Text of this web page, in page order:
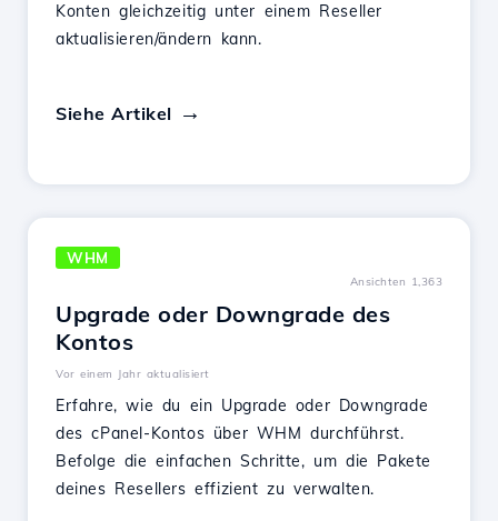
Konten gleichzeitig unter einem Reseller
aktualisieren/ändern kann.
Siehe Artikel
WHM
Ansichten 1,363
Upgrade oder Downgrade des
Kontos
Vor einem Jahr aktualisiert
Erfahre, wie du ein Upgrade oder Downgrade
des cPanel-Kontos über WHM durchführst.
Befolge die einfachen Schritte, um die Pakete
deines Resellers effizient zu verwalten.